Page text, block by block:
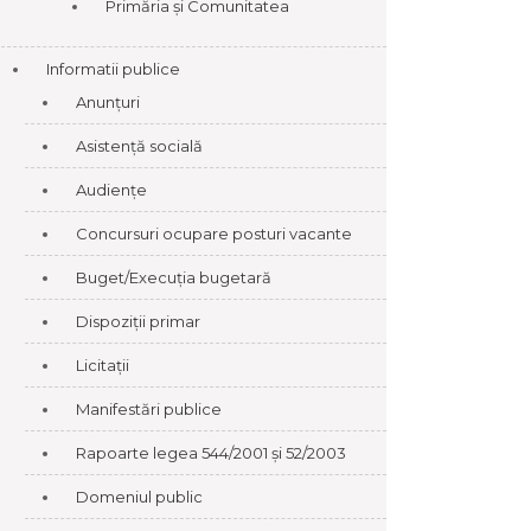
Primăria și Comunitatea
Informatii publice
Anunțuri
Asistență socială
Audiențe
Concursuri ocupare posturi vacante
Buget/Execuția bugetară
Dispoziții primar
Licitații
Manifestări publice
Rapoarte legea 544/2001 și 52/2003
Domeniul public